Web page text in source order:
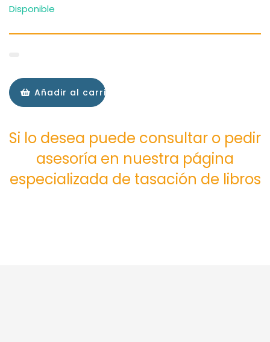
Disponible
Añadir al carrito
Si lo desea puede consultar o pedir
asesoría en nuestra página
especializada de tasación de libros